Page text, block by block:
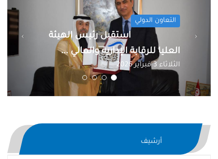
التعاون الدولي
استقبل رئيس الهيئة
العليا للرقابة الإدارية والمالي ...
الاثنين 22 ديسمبر 2025
أرشيف